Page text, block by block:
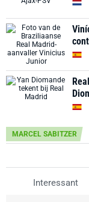
MARCEL SABITZER
Interessant